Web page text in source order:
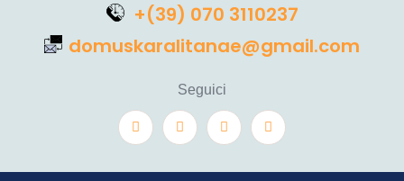
+(39) 070 3110237
domuskaralitanae@gmail.com
Seguici